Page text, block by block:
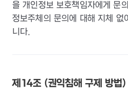
을 개인정보 보호책임자에게 문
정보주체의 문의에 대해 지체 없
니다.
제14조 (권익침해 구제 방법)